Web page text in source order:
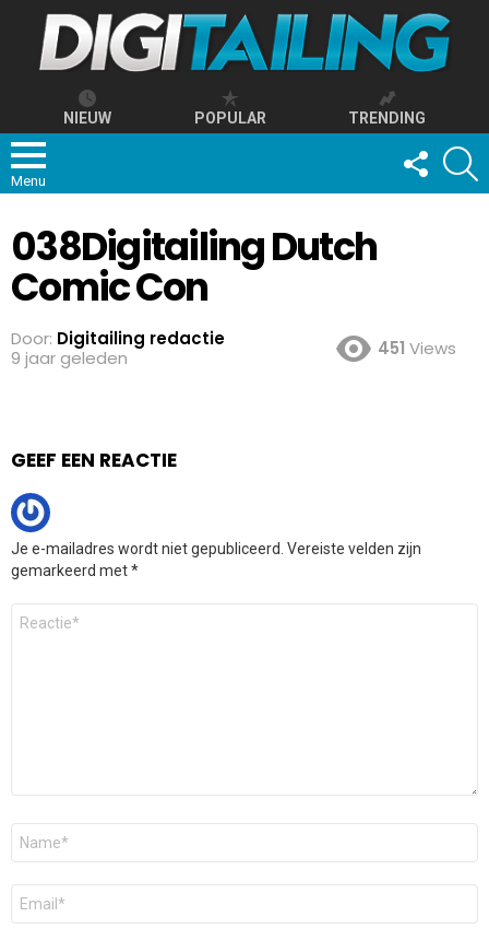
NIEUW POPULAR TRENDING
Menu
FOLLOW
US
038Digitailing Dutch
Comic Con
Door: Digitailing redactie
9 jaar geleden
451 Views
GEEF EEN REACTIE
Je e-mailadres wordt niet gepubliceerd. Vereiste velden zijn
gemarkeerd met*
Reactie
Naam
E-
mail
*